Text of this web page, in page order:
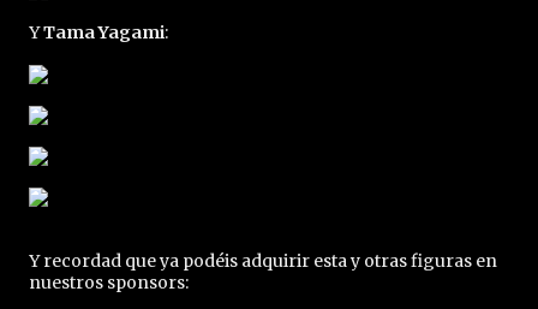
YTama Yagami:
Y recordad que ya podéis adquirir esta y otras figuras en
nuestros sponsors: